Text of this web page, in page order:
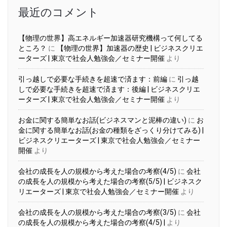
最近のコメント
【物理の世界】高エネルギー加速器研究機構って何してる
ところ？ に
【物理の世界】加速器の歴史 | ビジネスクリエ
ーターズ | 東京で社会人勉強会／セミナー開催 より
引っ越しで必要な手続きを超速で済ます：前編 に 引っ越
しで必要な手続きを超速で済ます：後編 | ビジネスクリエ
ーターズ | 東京で社会人勉強会／セミナー開催 より
お金に関する簡単なお話(ビジネスマンと泥棒の違い) に お
金に関する簡単なお話(お金の種類をざっくり分けてみる) |
ビジネスクリエーターズ | 東京で社会人勉強会／セミナー
開催 より
会社の成長を人の規模から考えた場合の考察(4/5) に 会社
の成長を人の規模から考えた場合の考察(5/5) | ビジネスク
リエーターズ | 東京で社会人勉強会／セミナー開催 より
会社の成長を人の規模から考えた場合の考察(3/5) に 会社
の成長を人の規模から考えた場合の考察(4/5) |
より